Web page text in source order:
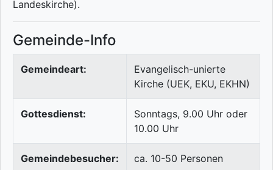
Landeskirche).
Gemeinde-Info
Gemeindeart:
Evangelisch-unierte
Kirche (UEK, EKU, EKHN)
Gottesdienst:
Sonntags, 9.00 Uhr oder
10.00 Uhr
Gemeindebesucher: ca. 10-50 Personen